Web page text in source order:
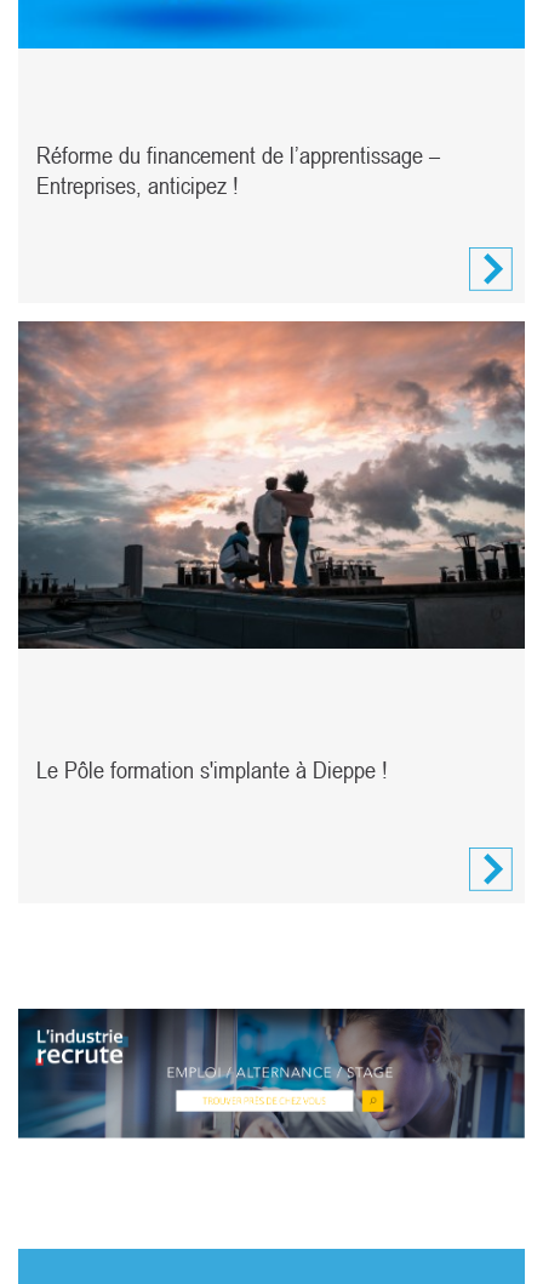
Réforme du financement de l’apprentissage –
Entreprises, anticipez !
Le Pôle formation s'implante à Dieppe !